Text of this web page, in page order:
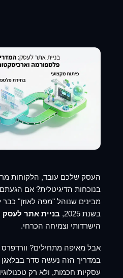
העסק שלכם עובד, הלקוחות
בנוכחות הדיגיטלית? אם
מבינים שנוהל "מפה לאוזן"
בשנת 2025,
בניית אתר לעסק
הישרדותי וצמיחה הכרחי.
אבל מאיפה מתחילים? וורדפרס
במדריך הזה נעשה סדר
עסקיות חכמות, ולא רק